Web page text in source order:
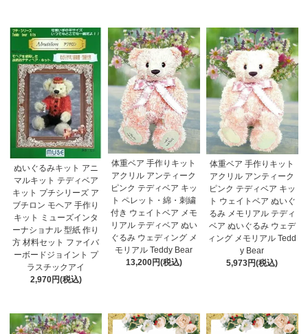
ぬいぐるみキット アニ
マルキット テディベア
キット プチシリーズ ア
ブチロン モヘア 手作り
キット ミューズインタ
ーナショナル 型紙 作り
方 材料セット ファイバ
ーボードジョイント プ
ラスチックアイ
2,970円(税込)
体重ベア 手作りキット
アクリル アンティーク
ピンク テディベア キッ
ト ペレット・綿・刺繍
付き ウェイトベア メモ
リアル テディベア ぬい
ぐるみ ウェディング メ
モリアル Teddy Bear
13,200円(税込)
体重ベア 手作りキット
アクリル アンティーク
ピンク テディベア キッ
ト ウェイトベア ぬいぐ
るみ メモリアル テディ
ベア ぬいぐるみ ウェデ
ィング メモリアル Tedd
y Bear
5,973円(税込)